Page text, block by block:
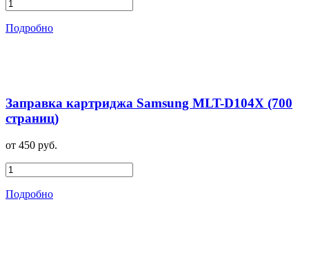
Подробно
Заправка картриджа Samsung MLT-D104X (700
страниц)
от 450 руб.
Подробно